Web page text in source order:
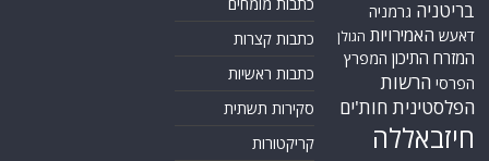
בריטניה גרמניה
דאעש האמירויות הגולן
המזרח התיכון המפרץ
הפרסי הרשות
הפלסטינית חות'ים
חיזבאללה
כתבות קצרות
כתבות ראשיות
סקירות תשתית
קריקטורות